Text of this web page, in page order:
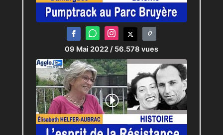
09 Mai 2022 / 56.578 vues